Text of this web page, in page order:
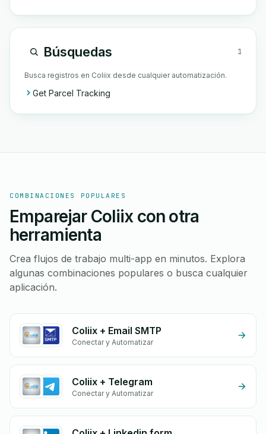
Búsquedas 1
Busca registros en Coliix desde cualquier automatización.
Get Parcel Tracking
COMBINACIONES POPULARES
Emparejar Coliix con otra
herramienta
Crea flujos de trabajo multi-app en minutos. Explora
algunas combinaciones populares o busca cualquier
aplicación.
Coliix + Email SMTP
Conectar y Automatizar
Coliix + Telegram
Conectar y Automatizar